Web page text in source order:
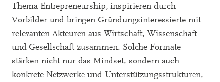
Thema Entrepreneurship, inspirieren durch
Vorbilder und bringen Gründungsinteressierte mit
relevanten Akteuren aus Wirtschaft, Wissenschaft
und Gesellschaft zusammen. Solche Formate
stärken nicht nur das Mindset, sondern auch
konkrete Netzwerke und Unterstützungsstrukturen,